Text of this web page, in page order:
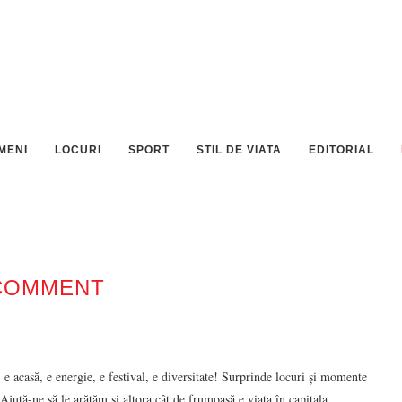
LOCURI SPORT STIL DE VIATA EDITORIAL
acasă, e energie, e festival, e diversitate! Surprinde locuri și momente